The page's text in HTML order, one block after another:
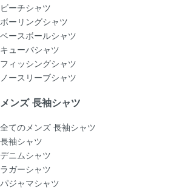
ビーチシャツ
ボーリングシャツ
ベースボールシャツ
キューバシャツ
フィッシングシャツ
ノースリーブシャツ
メンズ 長袖シャツ
全てのメンズ 長袖シャツ
長袖シャツ
デニムシャツ
ラガーシャツ
パジャマシャツ